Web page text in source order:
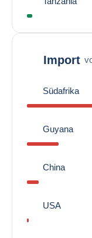
Import
Südafrika
Guyana
China
USA